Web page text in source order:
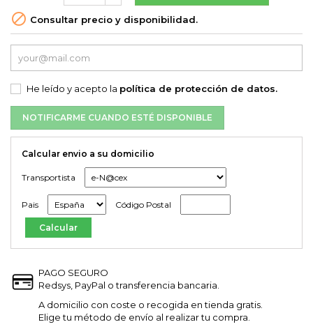
 Consultar precio y disponibilidad.
He leído y acepto la política de protección de datos.
NOTIFICARME CUANDO ESTÉ DISPONIBLE
Calcular envio a su domicilio
Transportista
Pais Código Postal
PAGO SEGURO
Redsys, PayPal o transferencia bancaria.
A domicilio con coste o recogida en tienda gratis.
Elige tu método de envío al realizar tu compra.